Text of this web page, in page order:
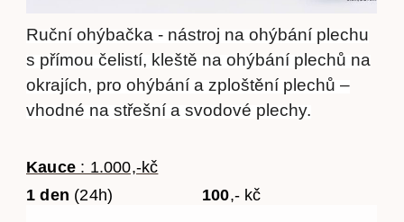
Ruční ohýbačka - nástroj na ohýbání plechu
s přímou čelistí, kleště na ohýbání plechů na
okrajích, pro ohýbání a zploštění plechů –
vhodné na střešní a svodové plechy.
Kauce : 1.000,-kč
1 den (24h) 100,- kč